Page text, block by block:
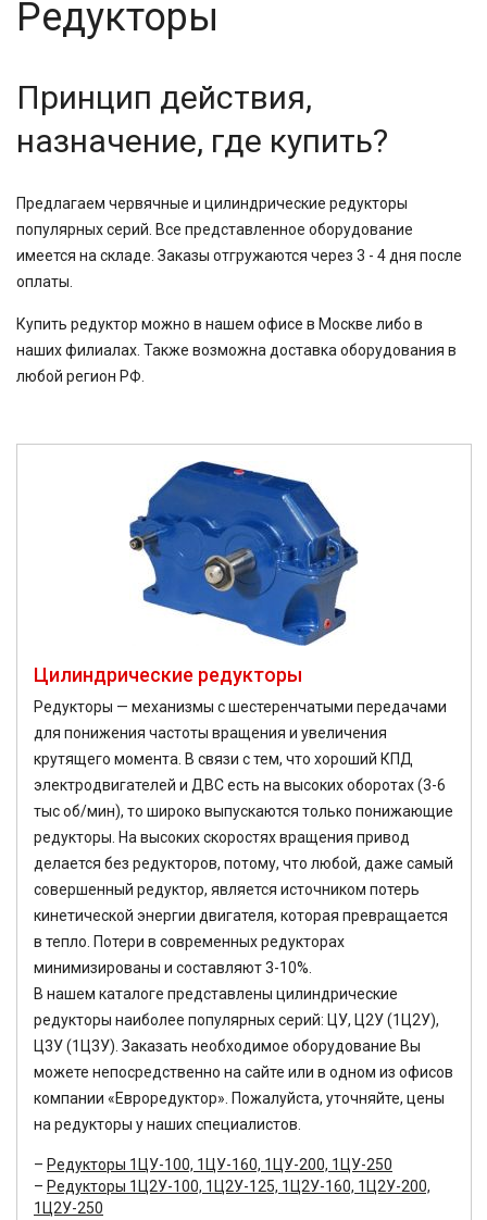
Редукторы
Принцип действия,
назначение, где купить?
Предлагаем червячные и цилиндрические редукторы
популярных серий. Все представленное оборудование
имеется на складе. Заказы отгружаются через 3 - 4 дня после
оплаты.
Купить редуктор можно в нашем офисе в Москве либо в
наших филиалах. Также возможна доставка оборудования в
любой регион РФ.
Цилиндрические редукторы
Редукторы — механизмы с шестеренчатыми передачами
для понижения частоты вращения и увеличения
крутящего момента. В связи с тем, что хороший КПД
электродвигателей и ДВС есть на высоких оборотах (3-6
тыс об/мин), то широко выпускаются только понижающие
редукторы. На высоких скоростях вращения привод
делается без редукторов, потому, что любой, даже самый
совершенный редуктор, является источником потерь
кинетической энергии двигателя, которая превращается
в тепло. Потери в современных редукторах
минимизированы и составляют 3-10%.
В нашем каталоге представлены цилиндрические
редукторы наиболее популярных серий: ЦУ, Ц2У (1Ц2У),
Ц3У (1Ц3У). Заказать необходимое оборудование Вы
можете непосредственно на сайте или в одном из офисов
компании «Евроредуктор». Пожалуйста, уточняйте, цены
на редукторы у наших специалистов.
Редукторы 1ЦУ-100, 1ЦУ-160, 1ЦУ-200, 1ЦУ-250
Редукторы 1Ц2У-100, 1Ц2У-125, 1Ц2У-160, 1Ц2У-200,
1Ц2У-250